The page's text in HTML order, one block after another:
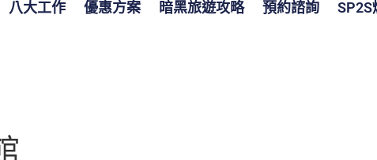
八大工作 優惠方案 暗黑旅遊攻略 預約諮詢 SP2S